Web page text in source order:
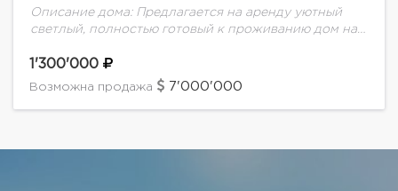
Описание дома: Предлагается на аренду уютный
светлый, полностью готовый к проживанию дом на
холл, домашний кинотеатр, гостиная с камином,
1'300'000
Возможна продажа 7'000'000